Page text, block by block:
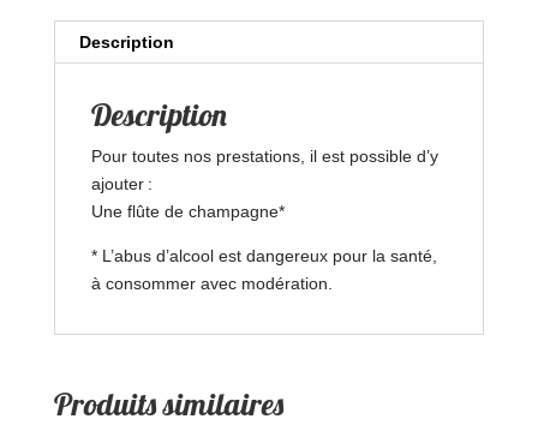
Description
Description
Pour toutes nos prestations, il est possible d’y
ajouter :
Une flûte de champagne*
* L’abus d’alcool est dangereux pour la santé,
à consommer avec modération.
Produits similaires